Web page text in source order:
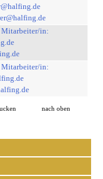
nach oben